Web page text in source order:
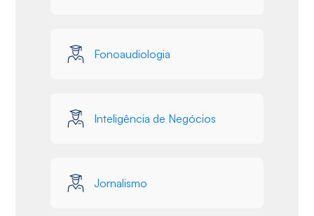
Fonoaudiologia
Inteligência de Negócios
Jornalismo